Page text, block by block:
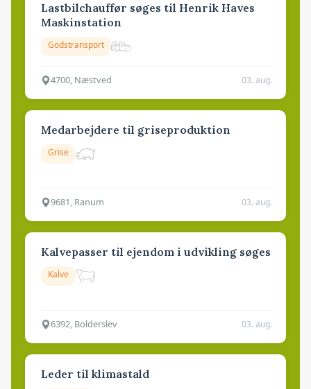
Lastbilchauffør søges til Henrik Haves
Maskinstation
Godstransport
4700, Næstved 03. aug.
Medarbejdere til griseproduktion
Grise
9681, Ranum 03. aug.
Kalvepasser til ejendom i udvikling søges
Kalve
6392, Bolderslev 03. aug.
Leder til klimastald